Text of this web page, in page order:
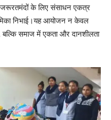
जरूरतमंदों के लिए संसाधन एकत्र
निभाई।यह आयोजन न केवल
बल्कि समाज में एकता और दानशीलता